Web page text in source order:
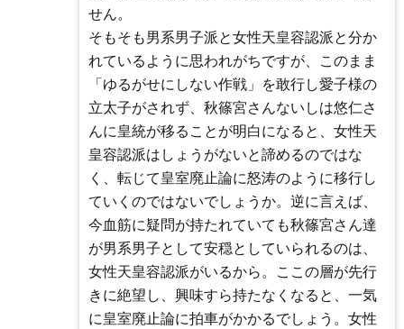
せん。
そもそも男系男子派と女性天皇容認派と分か
れているように思われがちですが、このまま
「ゆるがせにしない作戦」を敢行し愛子様の
立太子がされず、秋篠宮さんないしは悠仁さ
んに皇統が移ることが明白になると、女性天
皇容認派はしょうがないと諦めるのではな
く、転じて皇室廃止論に怒涛のように移行し
ていくのではないでしょうか。逆に言えば、
今血筋に疑問が持たれていても秋篠宮さん達
が男系男子として安穏としていられるのは、
女性天皇容認派がいるから。ここの層が先行
きに絶望し、興味すら持たなくなると、一気
に皇室廃止論に拍車がかかるでしょう。女性